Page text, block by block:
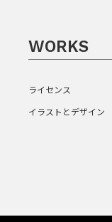
WORKS
ライセンス
イラストとデザイン